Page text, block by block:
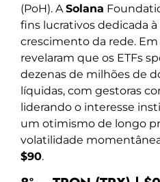
(PoH). ASolana
fins lucrativos dedicada à
crescimento da rede.
revelaram que os ETFs
dezenas de milhões de
líquidas, com gestoras
liderando o interesse
um otimismo de longo
volatilidade
$90.